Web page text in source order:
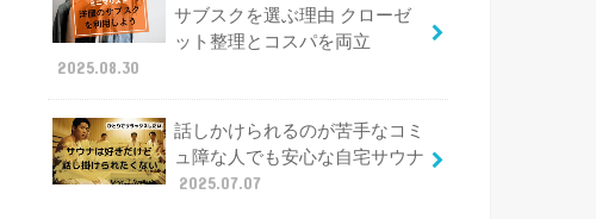
サブスクを選ぶ理由 クローゼ
ット整理とコスパを両立
2025.08.30
話しかけられるのが苦手なコミ
ュ障な人でも安心な自宅サウナ
2025.07.07